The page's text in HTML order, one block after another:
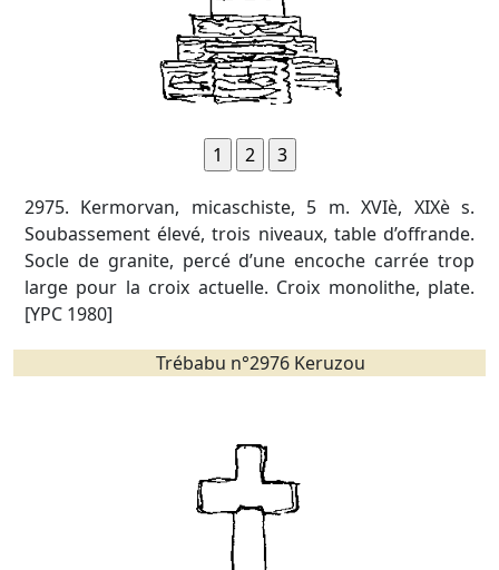
2975. Kermorvan, micaschiste, 5 m. XVIè, XIXè s.
Soubassement élevé, trois niveaux, table d’offrande.
Socle de granite, percé d’une encoche carrée trop
large pour la croix actuelle. Croix monolithe, plate.
[YPC 1980]
Trébabu n°2976 Keruzou